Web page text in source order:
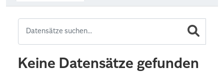
Keine Datensätze gefunden